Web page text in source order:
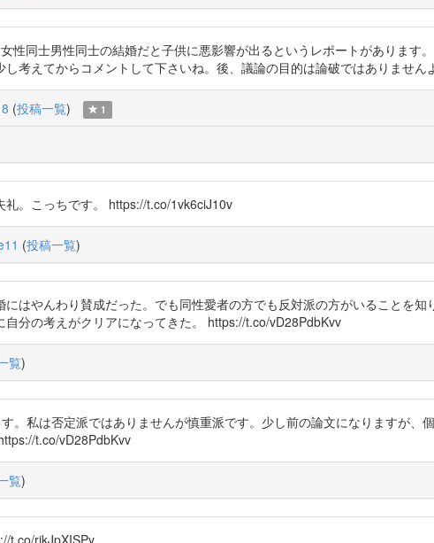
性同士男性同士の結婚だと子供に悪影響が出るというレポートがあります
考えてからコメントして下さいね。後、議論の目的は論破ではありません
(投稿一覧) 1
。こっちです。 https://t.co/1vk6ciJ10v
(投稿一覧)
はやんわり賛成だった。でも同性愛者の方でも反対派の方がいることを
分の考えがクリアになってきた。 https://t.co/vD28PdbKvv
覧)
。私は否定派ではありませんが慎重派です。少し前の論文になりますが、
t.co/vD28PdbKvv
覧)
t.co/rikJpXISPy